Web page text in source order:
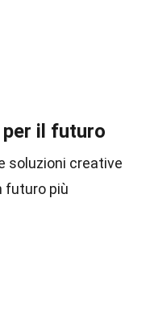
per il futuro
soluzioni creative
futuro più